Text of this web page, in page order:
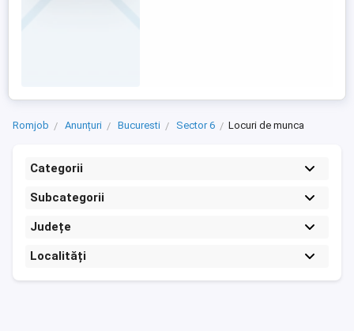
Romjob Anunțuri Bucuresti Sector 6 Locuri de munca
Categorii
Subcategorii
Județe
Localități